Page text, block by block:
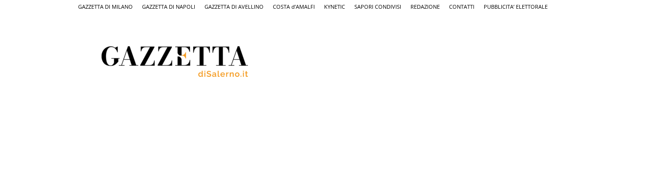
GAZZETTA DI MILANO GAZZETTA DI NAPOLI GAZZETTA DI AVELLINO COSTA d’AMALFI KYNETIC SAPORI CONDIVISI REDAZIONE CONTATTI PUBBLICITA’ ELETTORALE
Salerno,
il
quotidiano